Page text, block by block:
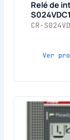
Relé de
CR-
Ver